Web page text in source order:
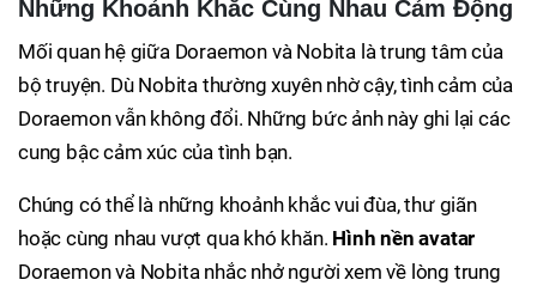
Những Khoảnh Khắc Cùng Nhau Cảm Động
Mối quan hệ giữa Doraemon và Nobita là trung tâm của
bộ truyện. Dù Nobita thường xuyên nhờ cậy, tình cảm của
Doraemon vẫn không đổi. Những bức ảnh này ghi lại các
cung bậc cảm xúc của tình bạn.
Chúng có thể là những khoảnh khắc vui đùa, thư giãn
hoặc cùng nhau vượt qua khó khăn. Hình nền avatar
Doraemon và Nobita nhắc nhở người xem về lòng trung